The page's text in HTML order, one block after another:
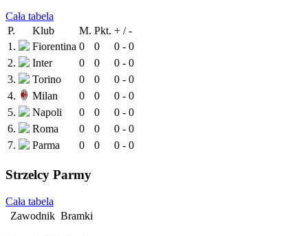
Cała tabela
P.
Klub M. Pkt. + / -
1.
Fiorentina 0 0
0 - 0
2.
Inter 0 0
0 - 0
3.
Torino 0 0
0 - 0
4.
Milan 0 0
0 - 0
5.
Napoli 0 0
0 - 0
6.
Roma 0 0
0 - 0
7.
Parma 0 0 0 - 0
Strzelcy Parmy
Cała tabela
Zawodnik Bramki